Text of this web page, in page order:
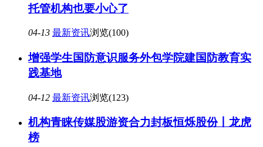
托管机构也要小心了
04-13 最新资讯浏览(100)
增强学生国防意识服务外包学院建国防教育实
践基地
04-12 最新资讯浏览(123)
机构青睐传媒股游资合力封板恒烁股份丨龙虎
榜